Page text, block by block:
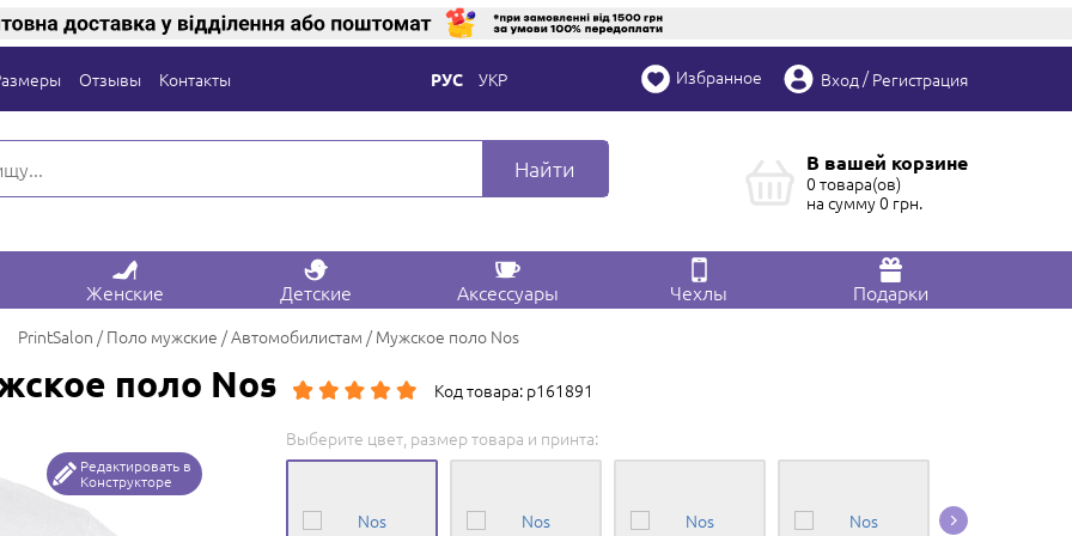
Отзывы Контакты РУС УКР Избранное Вход /Регистрация
Найти В вашей корзине
0 товара(ов)
на сумму0 грн.
Женские Детские Аксессуары Чехлы Подарки
PrintSalon Поло мужские Автомобилистам Мужское поло Nos
поло Nos Код товара: p161891
Редактировать в
Конструкторе
Выберите цвет, размер товара и принта: